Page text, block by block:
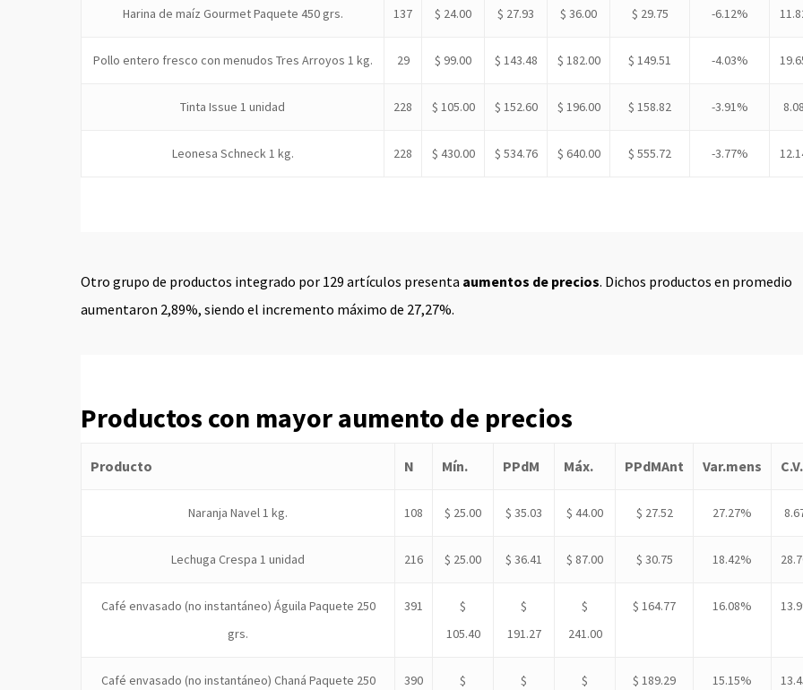
Harina de maíz Gourmet Paquete 450 grs. 137 $ 24.00 $ 27.93 $ 36.00 $ 29.75 -6.12%
Pollo entero fresco con menudos Tres Arroyos 1 kg. 29 $ 99.00 $ 143.48 $ 182.00 $ 149.51 -4.03%
Tinta Issue 1 unidad 228 $ 105.00 $ 152.60 $ 196.00 $ 158.82 -3.91%
Leonesa Schneck 1 kg. 228 $ 430.00 $ 534.76 $ 640.00 $ 555.72 -3.77%
Otro grupo de productos integrado por 129 artículos presenta aumentos de precios. Dichos productos en promedio
aumentaron 2,89%, siendo el incremento máximo de 27,27%.
Productos con mayor aumento de precios
Producto N Mí­n. PPdM Máx. PPdMAnt Var.mens C.V.
Naranja Navel 1 kg. 108 $ 25.00 $ 35.03 $ 44.00 $ 27.52 27.27%
Lechuga Crespa 1 unidad 216 $ 25.00 $ 36.41 $ 87.00 $ 30.75 18.42%
Café envasado (no instantáneo) Águila Paquete 250
grs.
391
$
105.40
$
191.27
$
241.00
$ 164.77 16.08%
Café envasado (no instantáneo) Chaná Paquete 250
390
$
$
$
$ 189.29 15.15%